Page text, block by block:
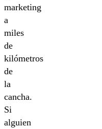
marketing
a
miles
de
kilómetros
de
la
cancha.
Si
alguien